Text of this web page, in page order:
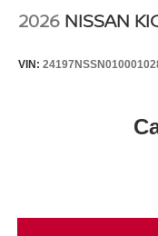
2026 NISSAN
VIN: